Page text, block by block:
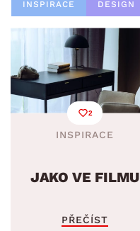
INSPIRACE DESIGN
2
INSPIRACE
JAKO VE FILMU
PŘEČÍST